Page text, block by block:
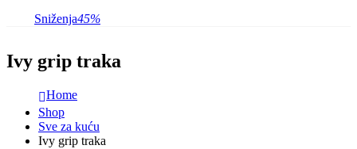
Sniženja45%
Ivy grip traka
Home
Shop
Sve za kuću
Ivy grip traka